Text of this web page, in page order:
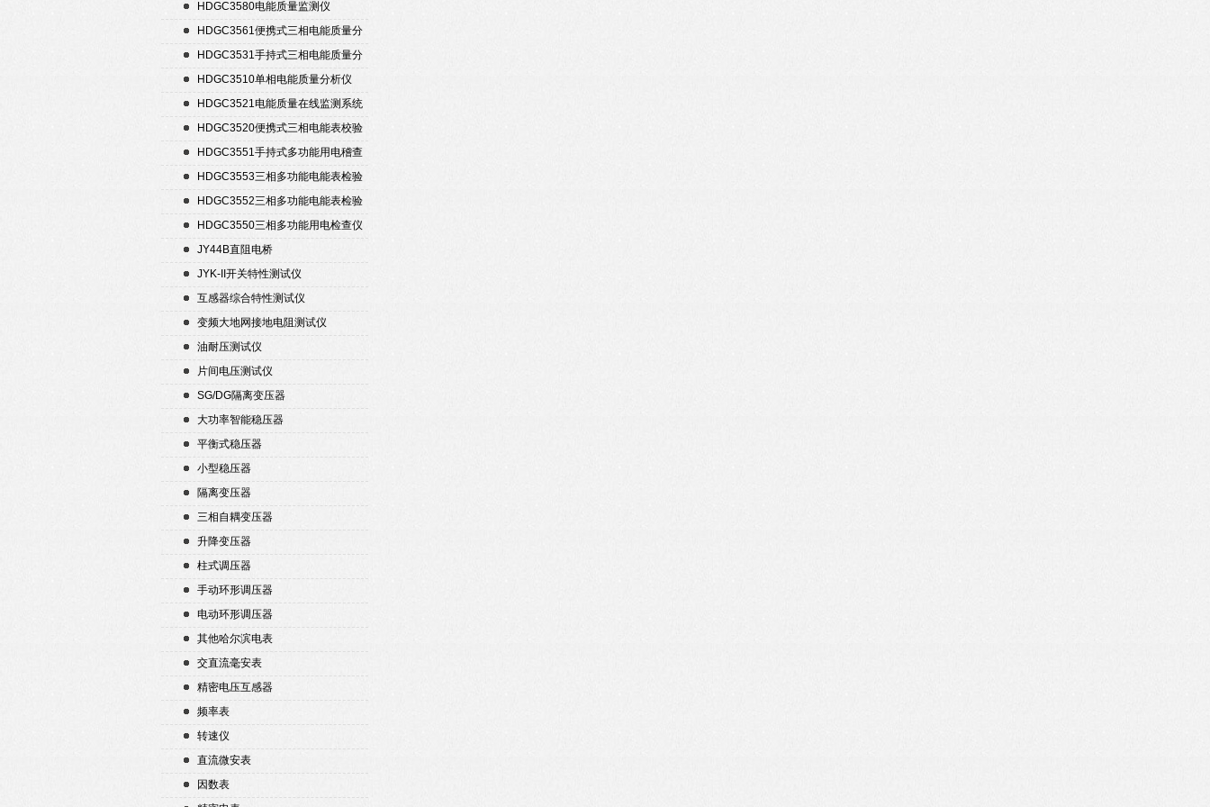
置
HDGC3580电能质量监测仪
HDGC3561便携式三相电能质量分
析仪
HDGC3531手持式三相电能质量分
析仪
HDGC3510单相电能质量分析仪
HDGC3521电能质量在线监测系统
HDGC3520便携式三相电能表校验
仪
HDGC3551手持式多功能用电稽查
仪
HDGC3553三相多功能电能表检验
装置
HDGC3552三相多功能电能表检验
装置
HDGC3550三相多功能用电检查仪
JY44B直阻电桥
JYK-II开关特性测试仪
互感器综合特性测试仪
变频大地网接地电阻测试仪
油耐压测试仪
片间电压测试仪
SG/DG隔离变压器
大功率智能稳压器
平衡式稳压器
小型稳压器
隔离变压器
三相自耦变压器
升降变压器
柱式调压器
手动环形调压器
电动环形调压器
其他哈尔滨电表
交直流毫安表
精密电压互感器
频率表
转速仪
直流微安表
因数表